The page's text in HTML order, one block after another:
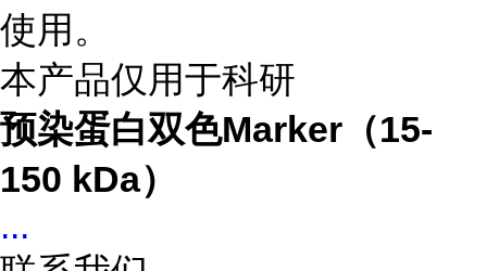
使用。
本产品仅用于科研
预染蛋白双色Marker（15-
150 kDa）
...